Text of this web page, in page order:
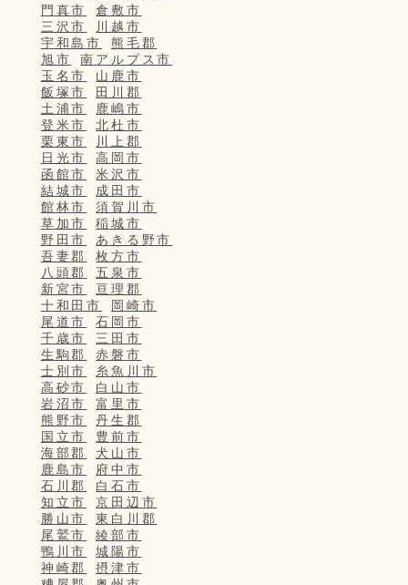
門真市
倉敷市
三沢市
川越市
宇和島市
熊毛郡
旭市
南アルプス市
玉名市
山鹿市
飯塚市
田川郡
土浦市
鹿嶋市
登米市
北杜市
栗東市
川上郡
日光市
高岡市
函館市
米沢市
結城市
成田市
館林市
須賀川市
草加市
稲城市
野田市
あきる野市
吾妻郡
枚方市
八頭郡
五泉市
新宮市
亘理郡
十和田市
岡崎市
尾道市
石岡市
千歳市
三田市
生駒郡
赤磐市
士別市
糸魚川市
高砂市
白山市
岩沼市
富里市
熊野市
丹生郡
国立市
豊前市
海部郡
犬山市
鹿島市
府中市
石川郡
白石市
知立市
京田辺市
勝山市
東白川郡
尾鷲市
綾部市
鴨川市
城陽市
神崎郡
摂津市